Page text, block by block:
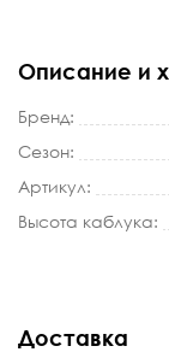
Описание и
Бренд:
Сезон:
Артикул:
Высота каблука:
Доставка